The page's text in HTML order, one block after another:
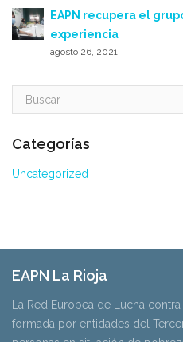
EAPN recupera el
experiencia
agosto 26, 2021
Categorías
Uncategorized
EAPN La Rioja
La Red Europea de Lucha
formada por entidades del